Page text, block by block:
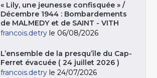
« Lily, une jeunesse confisquée » /
Décembre 1944 : Bombardements
de MALMEDY et de SAINT - VITH
francois.detry le 06/08/2026
L’ensemble de la presqu’île du Cap-
Ferret évacuée ( 24 juillet 2026 )
francois.detry le 24/07/2026